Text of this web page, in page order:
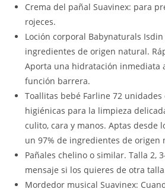
Crema del pañal Suavinex: para
rojeces.
Loción corporal Babynaturals Isdin
ingredientes de origen natural.
Aporta una hidratación inmediata
función barrera.
Toallitas bebé Farline 72
higiénicas para la limpieza
culito, cara y manos. Aptas desde
un 97% de ingredientes de origen
Pañales chelino o similar. Talla 2,
mensaje si los quieres de otra
Mordedor musical Suavinex: